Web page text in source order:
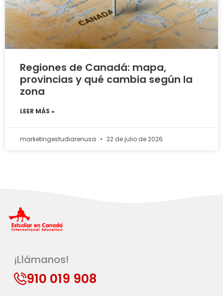
Regiones de Canadá: mapa,
provincias y qué cambia según la
zona
LEER MÁS »
marketingestudiarenusa 22 de julio de 2026
¡Llámanos!
910 019 908